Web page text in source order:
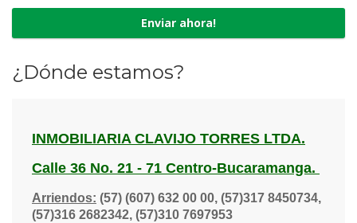
¿Dónde estamos?
INMOBILIARIA CLAVIJO TORRES LTDA.
Calle 36 No. 21 - 71 Centro-Bucaramanga.
Arriendos: (57) (607) 632 00 00, (57)317 8450734,
(57)316 2682342, (57)310 7697953